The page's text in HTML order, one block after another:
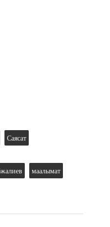
Саясат
маалымат